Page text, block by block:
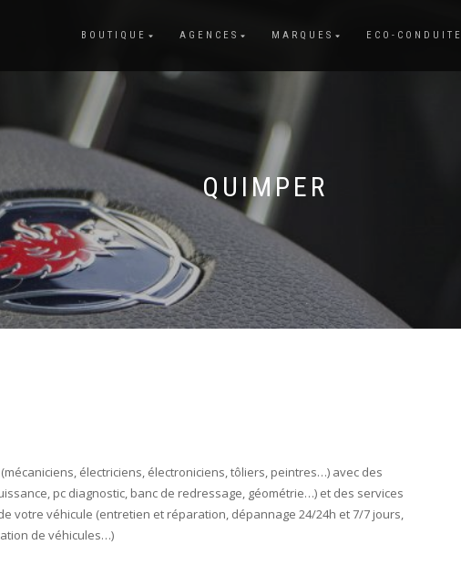
BOUTIQUE AGENCES MARQUES ECO-CONDUITE
QUIMPER
électriciens, électroniciens, tôliers, peintres…) avec des
pc diagnostic, banc de redressage, géométrie…) et des services
votre véhicule (entretien et réparation, dépannage 24/24h et 7/7 jours,
de véhicules…)